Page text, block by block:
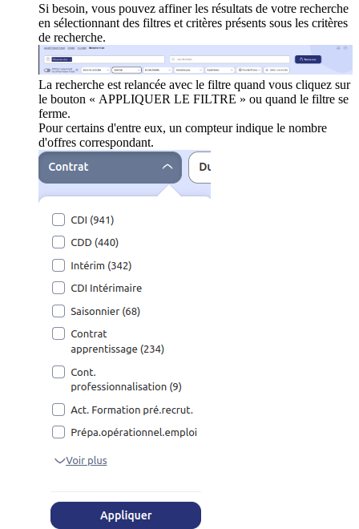
Si besoin, vous pouvez affiner les résultats de votre recherche
en sélectionnant des filtres et critères présents sous les critères
de recherche.
La recherche est relancée avec le filtre quand vous cliquez sur
le bouton « APPLIQUER LE FILTRE » ou quand le filtre se
ferme.
Pour certains d'entre eux, un compteur indique le nombre
d'offres correspondant.